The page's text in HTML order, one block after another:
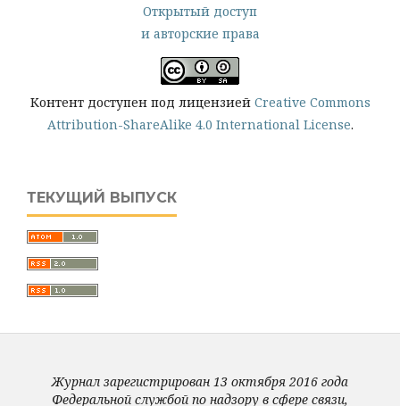
Открытый доступ
и авторские права
Контент доступен под лицензией Creative Commons
Attribution-ShareAlike 4.0 International License.
ТЕКУЩИЙ ВЫПУСК
Журнал зарегистрирован 13 октября 2016 года
Федеральной службой по надзору в сфере связи,